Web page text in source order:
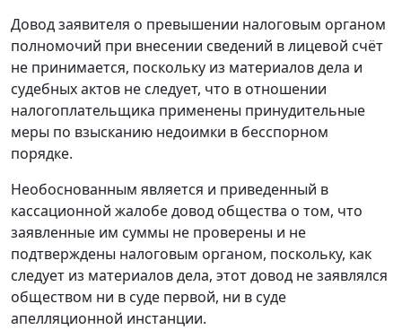
Довод заявителя о превышении налоговым органом
полномочий при внесении сведений в лицевой счёт
не принимается, поскольку из материалов дела и
судебных актов не следует, что в отношении
налогоплательщика применены принудительные
меры по взысканию недоимки в бесспорном
порядке.
Необоснованным является и приведенный в
кассационной жалобе довод общества о том, что
заявленные им суммы не проверены и не
подтверждены налоговым органом, поскольку, как
следует из материалов дела, этот довод не заявлялся
обществом ни в суде первой, ни в суде
апелляционной инстанции.